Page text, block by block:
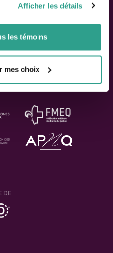
auraient collectées lors
Afficher les détails
les témoins
mes choix
DE